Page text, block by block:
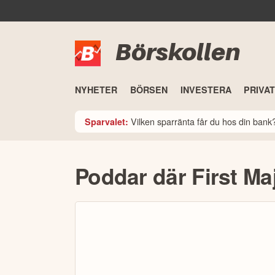
Börskollen
NYHETER BÖRSEN INVESTERA
Sparvalet: Vilken sparränta får du hos din
Poddar där First